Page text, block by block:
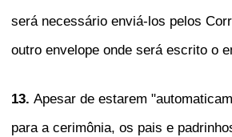
será necessário enviá-los pelos
outro envelope onde será escrito o
13.Apesar de estarem
para a cerimônia, os pais e